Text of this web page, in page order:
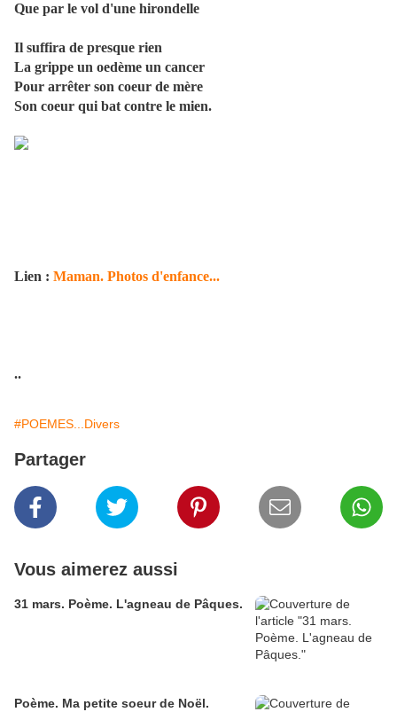
Que par le vol d'une hirondelle
Il suffira de presque rien
La grippe un oedème un cancer
Pour arrêter son coeur de mère
Son coeur qui bat contre le mien.
Lien : Maman. Photos d'enfance...
..
#POEMES...Divers
Partager
Vous aimerez aussi
31 mars. Poème. L'agneau de Pâques.
Poème. Ma petite soeur de Noël.